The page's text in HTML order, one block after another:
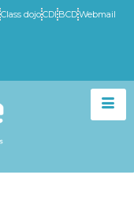
Class dojoCDI BCDWebmail